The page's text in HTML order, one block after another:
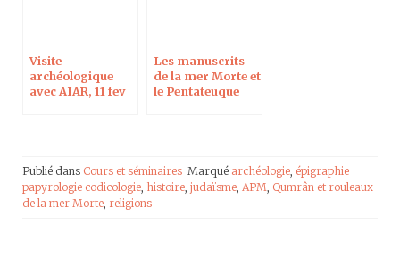
Visite
archéologique
avec AIAR, 11 fev
Les manuscrits
de la mer Morte et
le Pentateuque
Publié dans Cours et séminaires Marqué archéologie, épigraphie
papyrologie codicologie, histoire, judaïsme, APM, Qumrân et rouleaux
de la mer Morte, religions